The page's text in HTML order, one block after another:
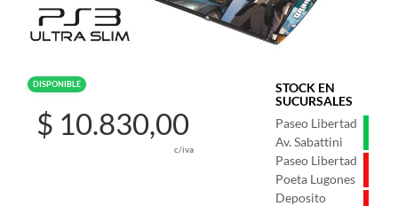
DISPONIBLE
STOCK EN
SUCURSALES
Paseo Libertad
Av. Sabattini
Paseo Libertad
Poeta Lugones
Deposito
$ 10.830,00
c/iva